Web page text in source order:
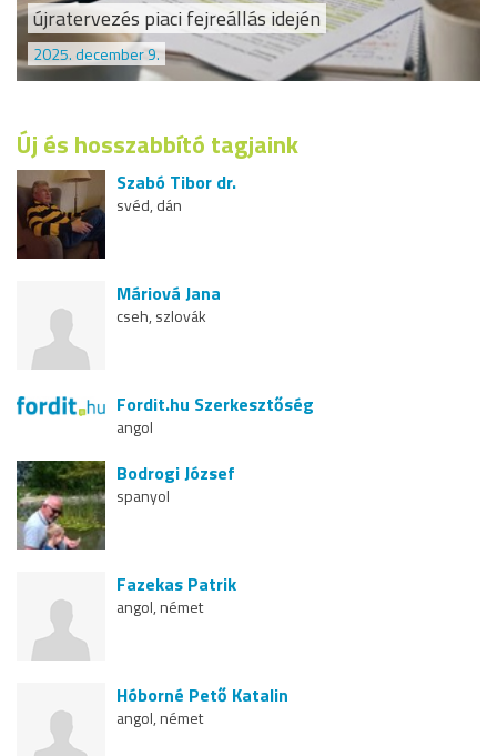
újratervezés piaci fejreállás idején
2025. december 9.
Új és hosszabbító tagjaink
Szabó Tibor dr.
svéd, dán
Máriová Jana
cseh, szlovák
Fordit.hu Szerkesztőség
angol
Bodrogi József
spanyol
Fazekas Patrik
angol, német
Hóborné Pető Katalin
angol, német